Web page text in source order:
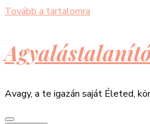
Tovább a tartalomra
Avagy, a te igazán saját Életed,